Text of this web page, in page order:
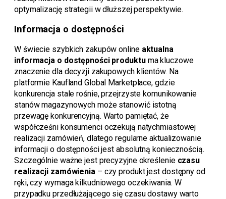
optymalizację strategii w dłuższej perspektywie.
Informacja o dostępności
W świecie szybkich zakupów online aktualna
informacja o dostępności produktuma kluczowe
znaczenie dla decyzji zakupowych klientów. Na
platformie Kaufland Global Marketplace, gdzie
konkurencja stale rośnie, przejrzyste komunikowanie
stanów magazynowych może stanowić istotną
przewagę konkurencyjną. Warto pamiętać, że
współcześni konsumenci oczekują natychmiastowej
realizacji zamówień, dlatego regularne aktualizowanie
informacji o dostępności jest absolutną koniecznością.
Szczególnie ważne jest precyzyjne określenie czasu
realizacji zamówienia – czy produkt jest dostępny od
ręki, czy wymaga kilkudniowego oczekiwania. W
przypadku przedłużającego się czasu dostawy warto